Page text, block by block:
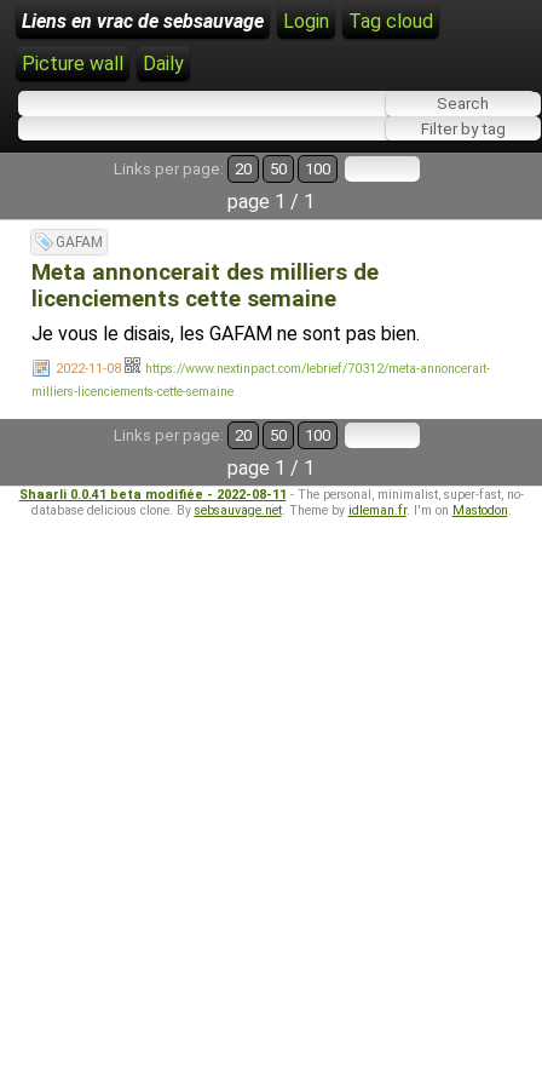
Liens en vrac de sebsauvage Login
Tag cloud
Picture wall
Daily
Links per page: 20 50 100
page 1 / 1
GAFAM
Meta annoncerait des milliers de
licenciements cette semaine
Je vous le disais, les GAFAM ne sont pas bien.
2022-11-08
https://www.nextinpact.com/lebrief/70312/meta-annoncerait-
milliers-licenciements-cette-semaine
Links per page: 20 50 100
page 1 / 1
Shaarli 0.0.41 beta modifiée - 2022-08-11 - The personal, minimalist, super-fast, no-
database delicious clone. By sebsauvage.net. Theme by idleman.fr. I'm on Mastodon.